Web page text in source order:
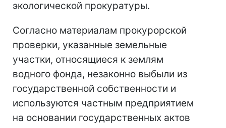
экологической прокуратуры.
Согласно материалам прокурорской
проверки, указанные земельные
участки, относящиеся к землям
водного фонда, незаконно выбыли из
государственной собственности и
используются частным предприятием
на основании государственных актов